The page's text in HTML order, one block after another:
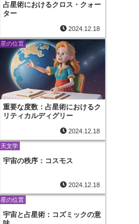
占星術におけるクロス・クォー
ター
2024.12.18
星の位置
重要な度数：占星術におけるク
リティカルディグリー
2024.12.18
天文学
宇宙の秩序：コスモス
2024.12.18
星の位置
宇宙と占星術：コズミックの意